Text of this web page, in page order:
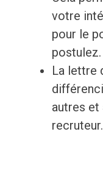
votre
pour le
postulez.
La lettre
autres
recruteur.